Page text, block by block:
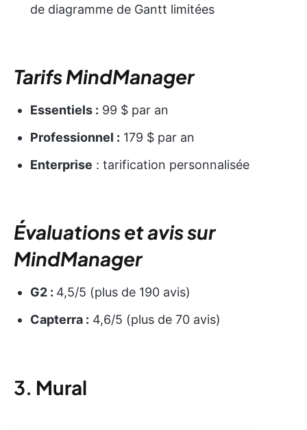
de diagramme de Gantt limitées
Tarifs MindManager
Essentiels : 99 $ par an
Professionnel : 179 $ par an
Enterprise : tarification personnalisée
Évaluations et avis sur
MindManager
G2 : 4,5/5 (plus de 190 avis)
Capterra : 4,6/5 (plus de 70 avis)
3. Mural